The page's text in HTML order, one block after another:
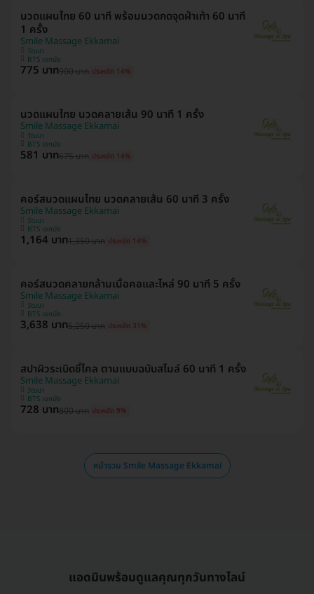
นวดแผนไทย 60 นาที พร้อมนวดกดจุดฝ่าเท้า 60 นาที
1 ครั้ง
Smile Massage Ekkamai
วัฒนา
BTS เอกมัย
775 บาท900 บาท ประหยัด 14%
นวดแผนไทย นวดคลายเส้น 90 นาที 1 ครั้ง
Smile Massage Ekkamai
วัฒนา
BTS เอกมัย
581 บาท675 บาท ประหยัด 14%
คอร์สนวดแผนไทย นวดคลายเส้น 60 นาที 3 ครั้ง
Smile Massage Ekkamai
วัฒนา
BTS เอกมัย
1,164 บาท1,350 บาท ประหยัด 14%
คอร์สนวดคลายกล้ามเนื้อคอและไหล่ 90 นาที 5 ครั้ง
Smile Massage Ekkamai
วัฒนา
BTS เอกมัย
3,638 บาท5,250 บาท ประหยัด 31%
สปาผิวระเบิดขี้ไคล ตามแบบฉบับสไมล์ 60 นาที 1 ครั้ง
Smile Massage Ekkamai
วัฒนา
BTS เอกมัย
728 บาท800 บาท ประหยัด 9%
หน้ารวม Smile Massage Ekkamai
แอดมินพร้อมดูแลคุณทุกวันทางไลน์